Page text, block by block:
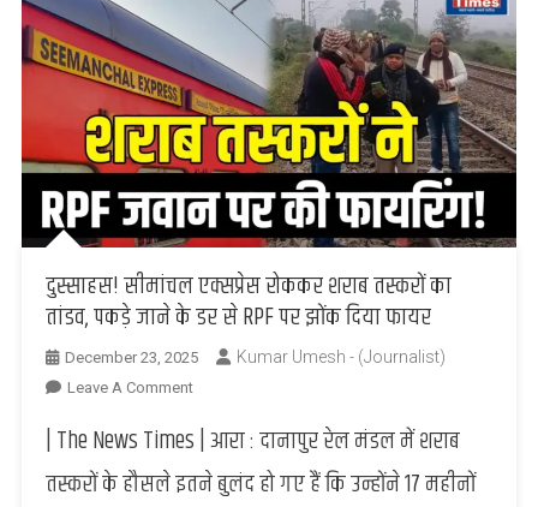
दुस्साहस! सीमांचल एक्सप्रेस रोककर शराब तस्करों का
तांडव, पकड़े जाने के डर से RPF पर झोंक दिया फायर
December 23, 2025 Kumar Umesh - (Journalist)
Leave A CommentOn
सीमांचल
एक्सप्रेस
रोककर
| The News Times | आरा : दानापुर रेल मंडल में शराब
तस्करों के हौसले इतने बुलंद हो गए हैं कि उन्होंने 17 महीनों